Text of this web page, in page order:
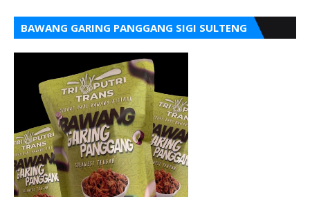
BAWANG GARING PANGGANG SIGI SULTENG